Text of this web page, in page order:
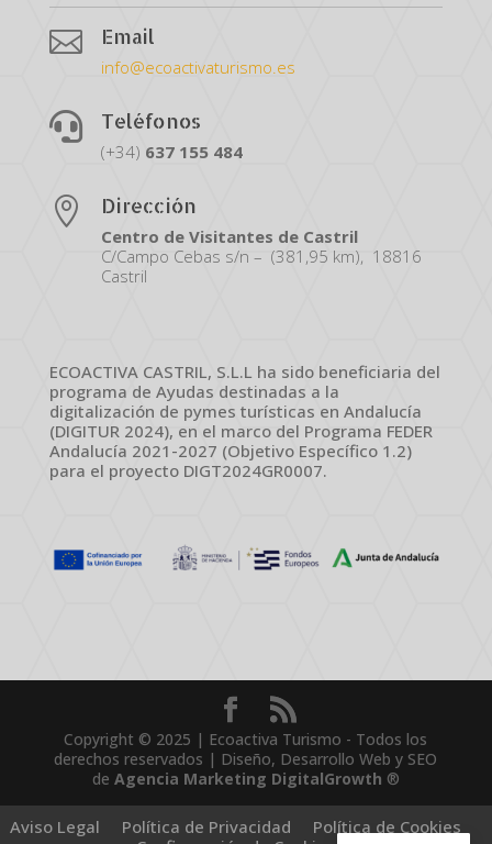
 Email
info@ecoactivaturismo.es
 Teléfonos
(+34) 637 155 484
 Dirección
Centro de Visitantes de Castril
C/Campo Cebas s/n – (381,95 km), 18816
Castril
ECOACTIVA CASTRIL, S.L.L ha sido beneficiaria del
programa de Ayudas destinadas a la
digitalización de pymes turísticas en Andalucía
(DIGITUR 2024), en el marco del Programa FEDER
Andalucía 2021-2027 (Objetivo Específico 1.2)
para el proyecto DIGT2024GR0007.
Copyright © 2025 | Ecoactiva Turismo - Todos los
derechos reservados | Diseño, Desarrollo Web y SEO
de Agencia Marketing DigitalGrowth ®
Aviso Legal Política de Privacidad
Política de Cookies